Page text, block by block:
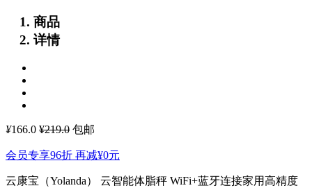
商品
详情
¥166.0 ¥219.0 包邮
会员专享96折 再减¥0元
云康宝（Yolanda） 云智能体脂秤 WiFi+蓝牙连接家用高精度